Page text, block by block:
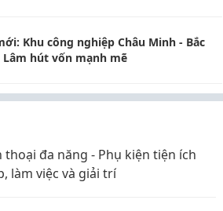
Khu công nghiệp Châu Minh - Bắc
hút vốn mạnh mẽ
thoại đa năng - Phụ kiện tiện ích
làm việc và giải trí